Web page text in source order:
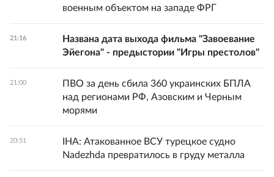
военным объектом на западе ФРГ
21:16
Названа дата выхода фильма "Завоевание
Эйегона" - предыстории "Игры престолов"
21:00
ПВО за день сбила 360 украинских БПЛА
над регионами РФ, Азовским и Черным
морями
20:51
IHA: Атакованное ВСУ турецкое судно
Nadezhda превратилось в груду металла